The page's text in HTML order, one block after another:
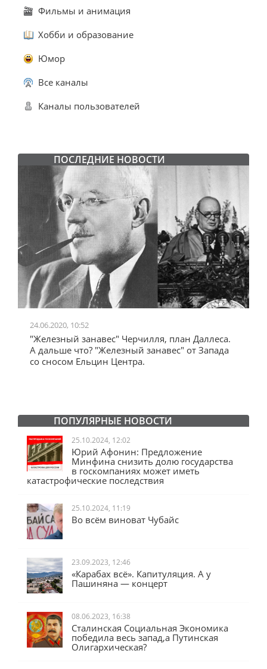
Фильмы и анимация
Хобби и образование
Юмор
Все каналы
Каналы пользователей
ПОСЛЕДНИЕ НОВОСТИ
24.06.2020, 10:52
"Железный занавес" Черчилля, план Даллеса.
А дальше что? "Железный занавес" от Запада
со сносом Ельцин Центра.
ПОПУЛЯРНЫЕ НОВОСТИ
25.10.2024, 12:02
Юрий Афонин: Предложение
Минфина снизить долю государства
в госкомпаниях может иметь
катастрофические последствия
25.10.2024, 11:19
Во всём виноват Чубайс
23.09.2023, 12:46
«Карабах всё». Капитуляция. А у
Пашиняна — концерт
08.06.2023, 16:38
Сталинская Социальная Экономика
победила весь запад,а Путинская
Олигархическая?